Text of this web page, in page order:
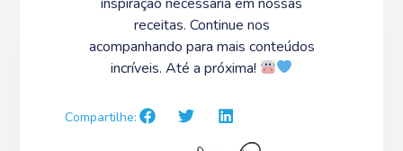
receitas. Continue nos
acompanhando para mais conteúdos
incríveis. Até a próxima!
Compartilhe: